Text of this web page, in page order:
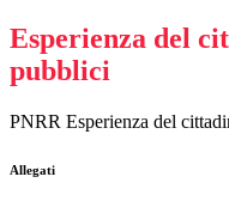
Esperienza del
pubblici
PNRR Esperienza del
Allegati